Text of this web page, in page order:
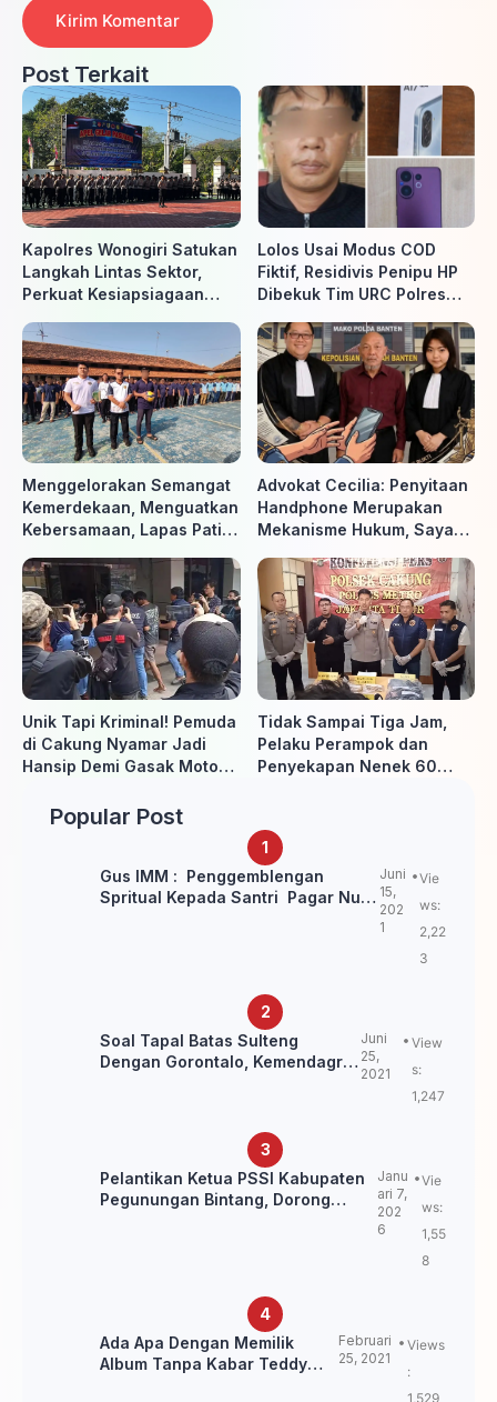
Post Terkait
Kapolres Wonogiri Satukan
Langkah Lintas Sektor,
Perkuat Kesiapsiagaan
Lolos Usai Modus COD
Fiktif, Residivis Penipu HP
Dibekuk Tim URC Polres
Menggelorakan Semangat
Kemerdekaan, Menguatkan
Kebersamaan, Lapas Pati
ke-81 RI, Warga Binaan
Antusias Ikuti Berbagai
Perlombaan
Advokat Cecilia: Penyitaan
Handphone Merupakan
Mekanisme Hukum, Saya
Diminta Penyidik dan Tidak
perlu takut
Unik Tapi Kriminal! Pemuda
di Cakung Nyamar Jadi
Hansip Demi Gasak Motor
Tidak Sampai Tiga Jam,
Pelaku Perampok dan
Penyekapan Nenek 60
Popular Post
Gus IMM : Penggemblengan
Spritual Kepada Santri Pagar Nusa
Juni
15,
202
1
Vie
ws:
2,22
3
Soal Tapal Batas Sulteng
Dengan Gorontalo, Kemendagri:
Juni
25,
2021
View
s:
1,247
Pelantikan Ketua PSSI Kabupaten
Pegunungan Bintang, Dorong
Janu
ari 7,
202
6
Vie
ws:
1,55
8
Ada Apa Dengan Memilik
Album Tanpa Kabar Teddy
Februari
25, 2021
Views
:
1,529